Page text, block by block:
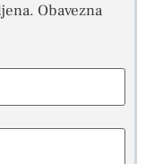
Obavezna